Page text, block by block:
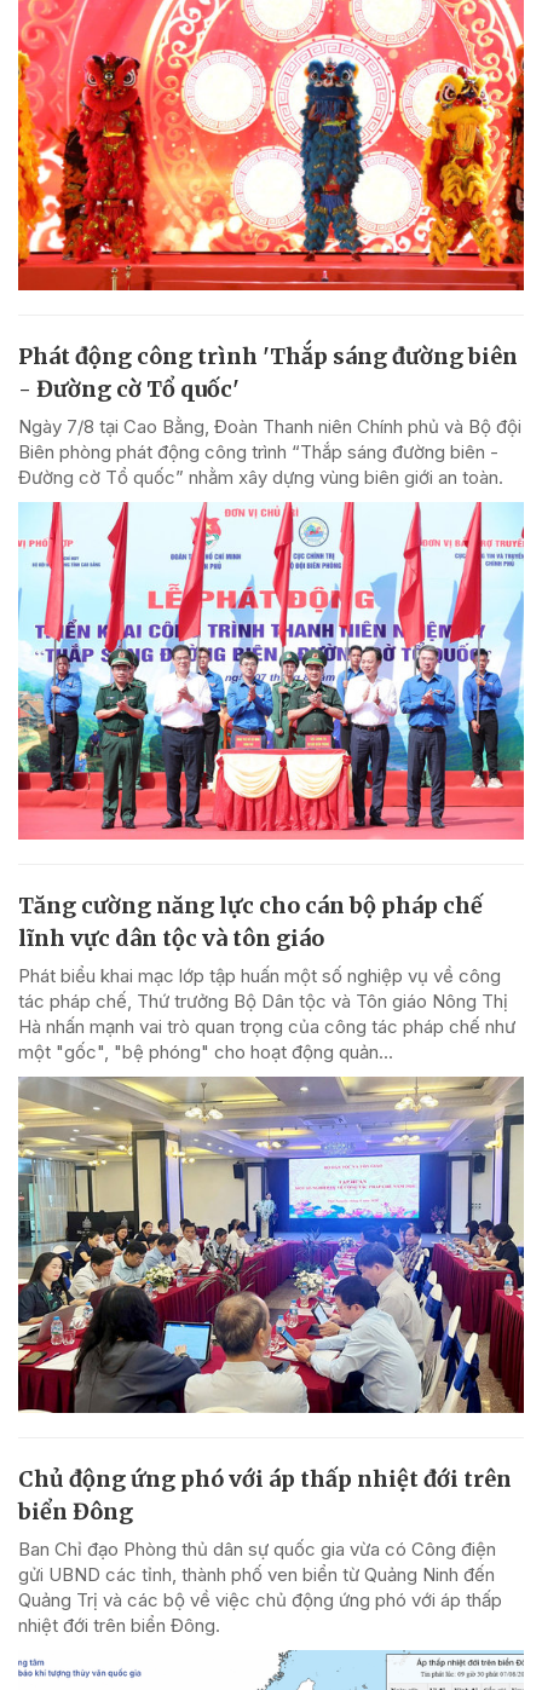
Phát động công trình 'Thắp sáng đường biên
- Đường cờ Tổ quốc'
Ngày 7/8 tại Cao Bằng, Đoàn Thanh niên Chính phủ và Bộ đội
Biên phòng phát động công trình “Thắp sáng đường biên -
Đường cờ Tổ quốc” nhằm xây dựng vùng biên giới an toàn.
Tăng cường năng lực cho cán bộ pháp chế
lĩnh vực dân tộc và tôn giáo
Phát biểu khai mạc lớp tập huấn một số nghiệp vụ về công
tác pháp chế, Thứ trưởng Bộ Dân tộc và Tôn giáo Nông Thị
Hà nhấn mạnh vai trò quan trọng của công tác pháp chế như
một "gốc", "bệ phóng" cho hoạt động quản...
Chủ động ứng phó với áp thấp nhiệt đới trên
biển Đông
Ban Chỉ đạo Phòng thủ dân sự quốc gia vừa có Công điện
gửi UBND các tỉnh, thành phố ven biển từ Quảng Ninh đến
Quảng Trị và các bộ về việc chủ động ứng phó với áp thấp
nhiệt đới trên biển Đông.